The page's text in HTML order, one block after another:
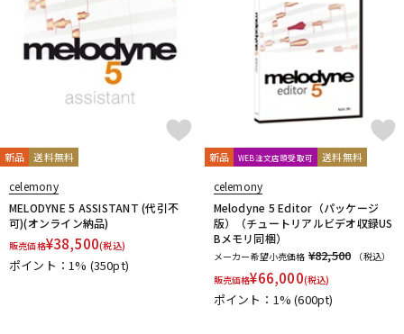
cmf by NOTHING
新品 送料無料
celemony
MELODYNE 5 ASSISTANT (代引不
可)(オンライン納品)
販売価格¥38,500(税込)
ポイント：1% (350pt)
新品 WEB注文店頭受取可 送料無料
celemony
Melodyne 5 Editor（パッケージ
版）（チュートリアルビデオ収録US
Bメモリ同梱）
メーカー希望小売価格 ¥82,500
（税込）
販売価格¥66,000(税込)
ポイント：1%(600pt)